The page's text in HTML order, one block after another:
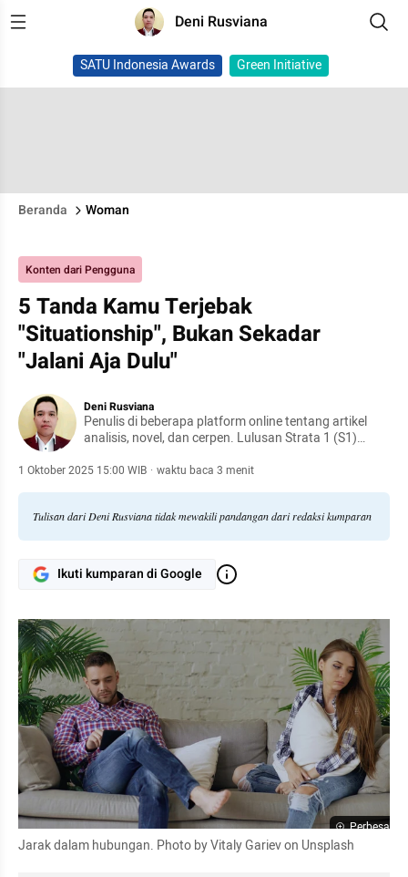
Deni Rusviana
SATU Indonesia Awards Green Initiative
Beranda Woman
Konten dari Pengguna
5 Tanda Kamu Terjebak
"Situationship", Bukan Sekadar
"Jalani Aja Dulu"
Deni Rusviana
Penulis di beberapa platform online tentang artikel
analisis, novel, dan cerpen. Lulusan Strata 1 (S1)
yang pernah menjadi Guru Honorer di beberapa SMK
1 Oktober 2025 15:00 WIB · waktu baca 3 menit
Tulisan dari Deni Rusviana tidak mewakili pandangan dari redaksi kumparan
Ikuti kumparan di Google
Perbesar
Jarak dalam hubungan. Photo by Vitaly Gariev on Unsplash